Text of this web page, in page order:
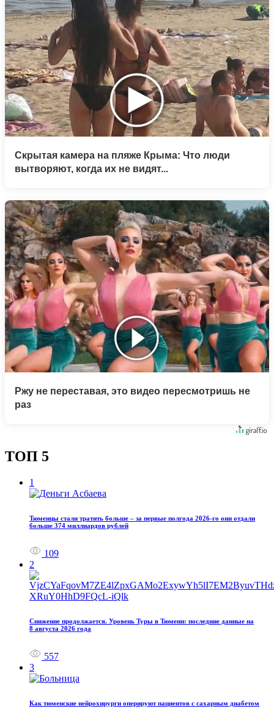
Скрытая камера на пляже Крыма: Что люди
вытворяют, когда их не видят...
Ржу не переставая, это видео пересмотришь не
раз
ТОП 5
1
Тюменцы стали тратить больше – за первые полгода 2026-го они отдали
больше 374 миллиардов рублей
109
2
Снижение продолжается. Уровень Туры в Тюмени: последние данные на
8 августа 2026 года
557
3
Как тюменские нейрохирурги оперируют пациентов с сахарным диабетом